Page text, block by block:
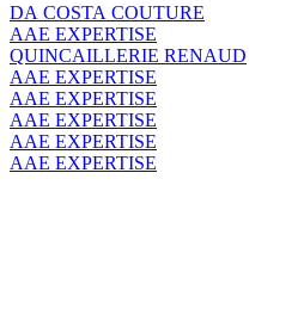
DA COSTA COUTURE
AAE EXPERTISE
QUINCAILLERIE RENAUD
AAE EXPERTISE
AAE EXPERTISE
AAE EXPERTISE
AAE EXPERTISE
AAE EXPERTISE